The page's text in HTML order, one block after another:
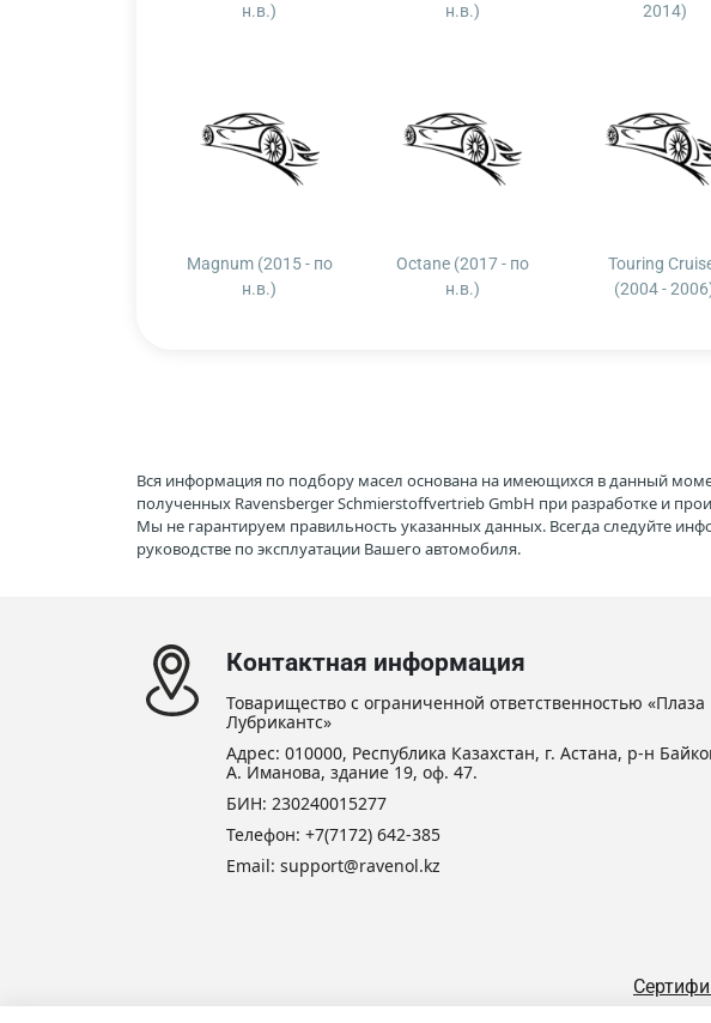
н.в.)
н.в.)
2014)
Magnum (2015 - по
н.в.)
Octane (2017 - по
н.в.)
Touring
(2004 -
Вся информация по подбору масел основана на имеющихся в данный
полученных Ravensberger Schmierstoffvertrieb GmbH при разработке и
Мы не гарантируем правильность указанных данных. Всегда следуйте
руководстве по эксплуатации Вашего автомобиля.
Контактная информация
Товарищество с ограниченной ответственностью «Плаза
Лубрикантс»
Адрес: 010000, Республика Казахстан, г. Астана, р-н
А. Иманова, здание 19, оф. 47.
БИН: 230240015277
Телефон: +7(7172) 642-385
Email: support@ravenol.kz